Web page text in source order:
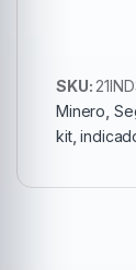
SKU:
Minero
kit,